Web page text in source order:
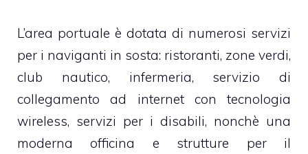
L’area portuale è dotata di numerosi servizi
per i naviganti in sosta: ristoranti, zone verdi,
club nautico, infermeria, servizio di
collegamento ad internet con tecnologia
wireless, servizi per i disabili, nonchè una
moderna officina e strutture per il